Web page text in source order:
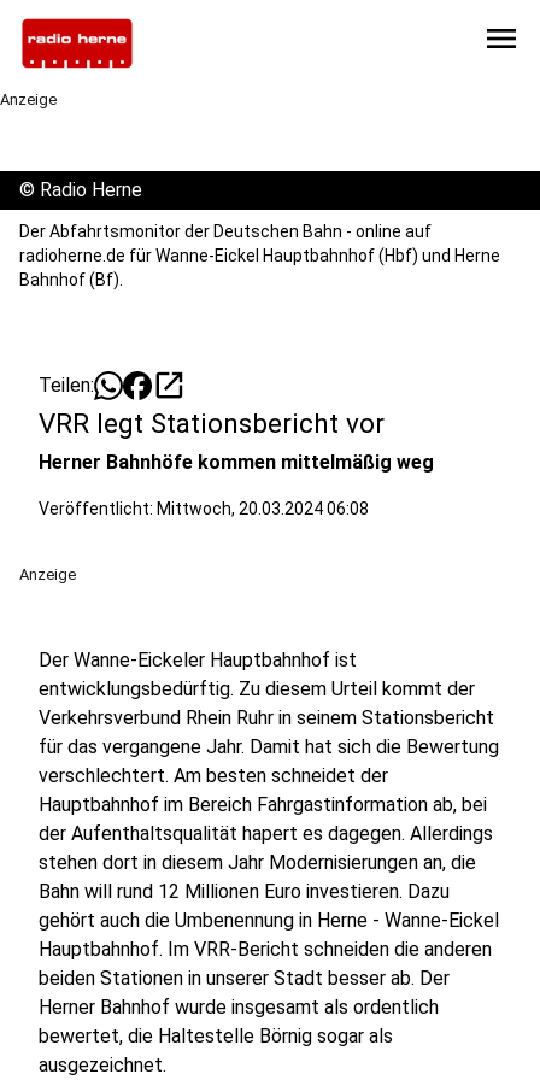
menu
Anzeige
© Radio Herne
Der Abfahrtsmonitor der Deutschen Bahn - online auf
radioherne.de für Wanne-Eickel Hauptbahnhof (Hbf) und Herne
Bahnhof (Bf).
Teilen: open_in_new
VRR legt Stationsbericht vor
Herner Bahnhöfe kommen mittelmäßig weg
Veröffentlicht: Mittwoch, 20.03.2024 06:08
Anzeige
Der Wanne-Eickeler Hauptbahnhof ist
entwicklungsbedürftig. Zu diesem Urteil kommt der
Verkehrsverbund Rhein Ruhr in seinem Stationsbericht
für das vergangene Jahr. Damit hat sich die Bewertung
verschlechtert. Am besten schneidet der
Hauptbahnhof im Bereich Fahrgastinformation ab, bei
der Aufenthaltsqualität hapert es dagegen. Allerdings
stehen dort in diesem Jahr Modernisierungen an, die
Bahn will rund 12 Millionen Euro investieren. Dazu
gehört auch die Umbenennung in Herne - Wanne-Eickel
Hauptbahnhof. Im VRR-Bericht schneiden die anderen
beiden Stationen in unserer Stadt besser ab. Der
Herner Bahnhof wurde insgesamt als ordentlich
bewertet, die Haltestelle Börnig sogar als
ausgezeichnet.